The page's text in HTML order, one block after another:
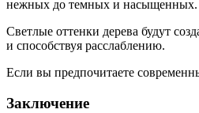
нежных до темных и насыщенных.
Светлые оттенки дерева будут
и способствуя расслаблению.
Если вы предпочитаете
Заключение